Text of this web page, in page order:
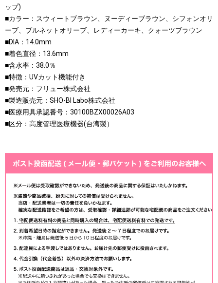
ップ)
■カラー：スウィートブラウン、ヌーディーブラウン、シフォンオリ
ーブ、ブルネットオリーブ、レディーカーキ、クォーツブラウン
■DIA：14.0mm
■着色直径：13.6mm
■含水率：38.0％
■特徴：UVカット機能付き
■発売元：フリュー株式会社
■製造販売元：SHO-BI Labo株式会社
■医療用具承認番号：30100BZX00026A03
■区分：高度管理医療機器(台湾製）